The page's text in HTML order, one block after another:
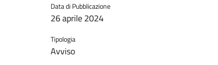
Data di Pubblicazione
26 aprile 2024
Tipologia
Avviso